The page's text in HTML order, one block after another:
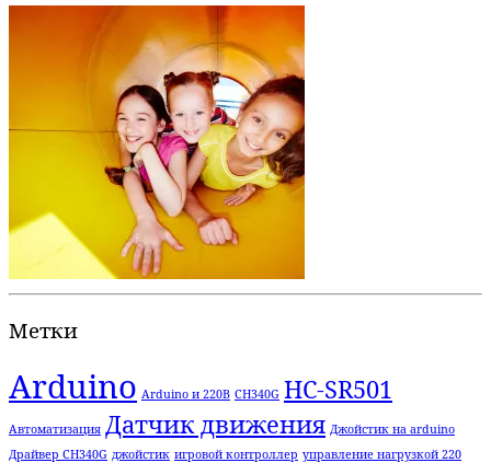
Метки
Arduino Arduino и 220В CH340G HC-SR501
Автоматизация Датчик движения Джойстик на arduino
Драйвер CH340G джойстик игровой контроллер управление нагрузкой 220